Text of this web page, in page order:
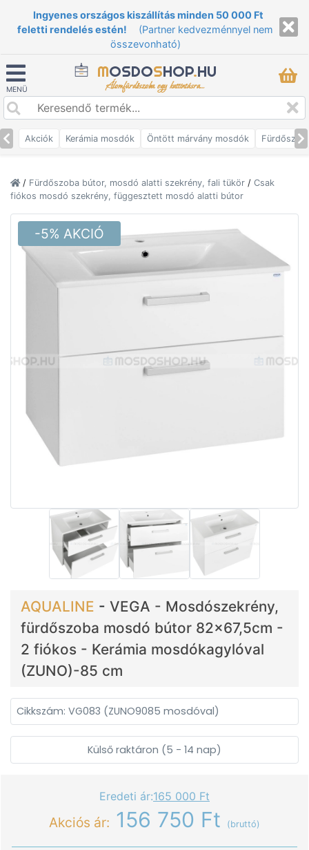
Ingyenes országos kiszállítás minden 50 000 Ft
feletti rendelés estén!
(Partner kedvezménnyel nem
összevonható)
MENÜ
MOSDOSHOP.HU
Álomfürdőszoba egy kattintásra...
Akciók Kerámia mosdók Öntött márvány mosdók
/ Fürdőszoba bútor, mosdó alatti szekrény, fali tükör / Csak
fiókos mosdó szekrény, függesztett mosdó alatti bútor
-5% AKCIÓ
AQUALINE - VEGA - Mosdószekrény,
fürdőszoba mosdó bútor 82x67,5cm -
2 fiókos - Kerámia mosdókagylóval
(ZUNO)-85 cm
Cikkszám: VG083 (ZUNO9085 mosdóval)
Külső raktáron (5 - 14 nap)
Eredeti ár:165 000 Ft
Akciós ár: 156 750 Ft (bruttó)